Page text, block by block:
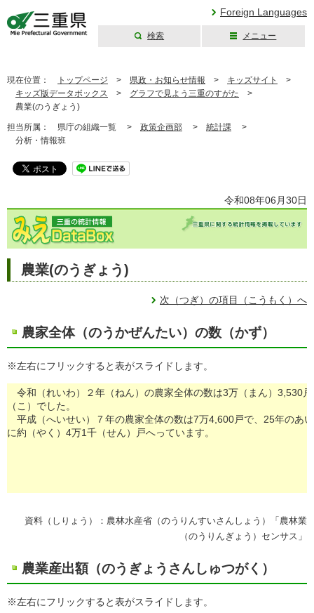
Foreign Languages
検索 メニュー
現在位置： トップページ > 県政・お知らせ情報 > キッズサイト
>
キッズ版データボックス > グラフで見よう三重のすがた >
農業(のうぎょう)
担当所属： 県庁の組織一覧 > 政策企画部 > 統計課 >
分析・情報班
令和08年06月30日
農業(のうぎょう)
次（つぎ）の項目（こうもく）へ
農家全体（のうかぜんたい）の数（かず）
※左右にフリックすると表がスライドします。
令和（れいわ）２年（ねん）の農家全体の数は3万（まん）3,530戸
（こ）でした。
平成（へいせい）７年の農家全体の数は7万4,600戸で、25年のあ
に約（やく）4万1千（せん）戸へっています。
資料（しりょう）：農林水産省（のうりんすいさんしょう）「農林業
（のうりんぎょう）センサス」
農業産出額（のうぎょうさんしゅつがく）
※左右にフリックすると表がスライドします。